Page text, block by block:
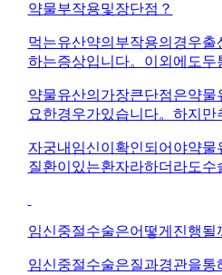
약물부작용및장단점？
먹는유산약의부작용의경우
하는증상입니다。이외에도두
약물유산의가장큰단점은약
요한경우가있습니다。하지
자궁내임신이확인되어야약
질환이있는환자라하더라도수
임신중절수술은어떻게진행될
임신중절수술은질과경관을